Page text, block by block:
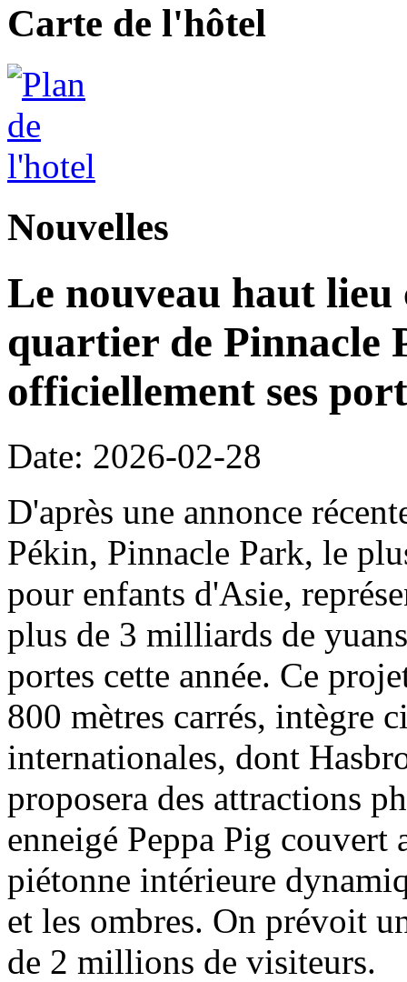
Carte de l'hôtel
Nouvelles
Le nouveau haut
quartier de Pinnacle
officiellement ses
Date: 2026-02-28
D'après une annonce
Pékin, Pinnacle Park, le
pour enfants d'Asie,
plus de 3 milliards de
portes cette année. Ce
800 mètres carrés, intègre
internationales, dont
proposera des attractions
enneigé Peppa Pig couvert
piétonne intérieure
et les ombres. On prévoit
de 2 millions de visiteurs.